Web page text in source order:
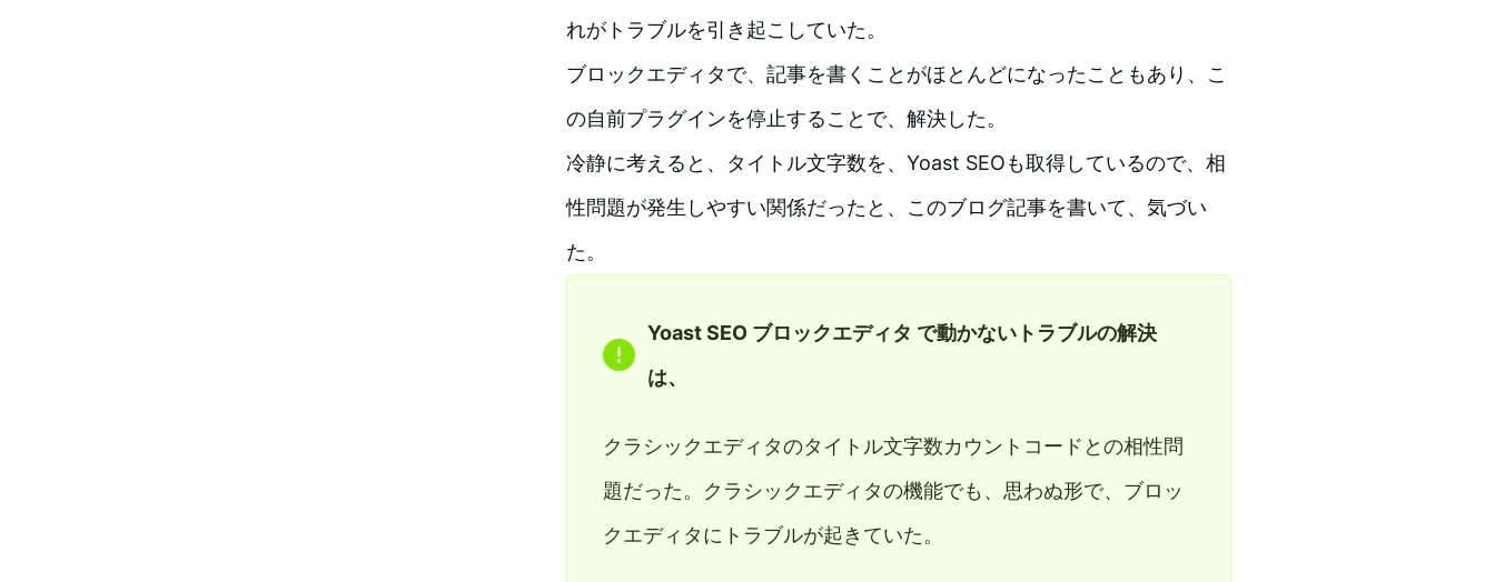
れがトラブルを引き起こしていた。
ブロックエディタで、記事を書くことがほとんどになったこともあり、こ
の自前プラグインを停止することで、解決した。
冷静に考えると、タイトル文字数を、Yoast SEOも取得しているので、相
性問題が発生しやすい関係だったと、このブログ記事を書いて、気づい
た。
Yoast SEO ブロックエディタ で動かないトラブルの解決
は、
クラシックエディタのタイトル文字数カウントコードとの相性問
題だった。クラシックエディタの機能でも、思わぬ形で、ブロッ
クエディタにトラブルが起きていた。